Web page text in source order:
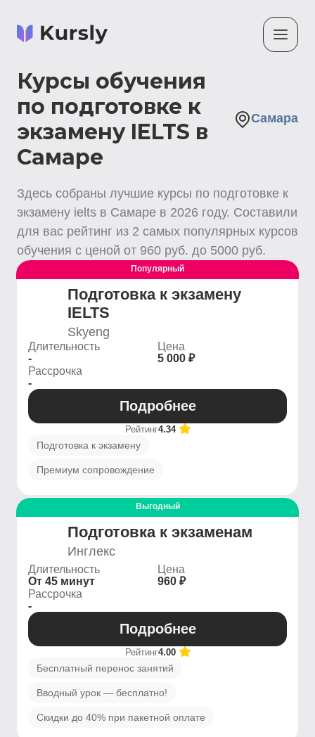
Курсы обучения
по подготовке к
экзамену IELTS в
Самаре
Самара
Здесь собраны лучшие курсы по подготовке к
экзамену ielts в Самаре в 2026 году. Составили
для вас рейтинг из 2 самых популярных курсов
обучения с ценой от 960 руб. до 5000 руб.
Популярный
Подготовка к экзамену
IELTS
Skyeng
Длительность
-
Цена
5 000 ₽
Рассрочка
-
Подробнее
Рейтинг4.34
Подготовка к экзамену
Премиум сопровождение
Выгодный
Подготовка к экзаменам
Инглекс
Длительность
От 45 минут
Цена
960 ₽
Рассрочка
-
Подробнее
Рейтинг4.00
Бесплатный перенос занятий
Вводный урок — бесплатно!
Скидки до 40% при пакетной оплате